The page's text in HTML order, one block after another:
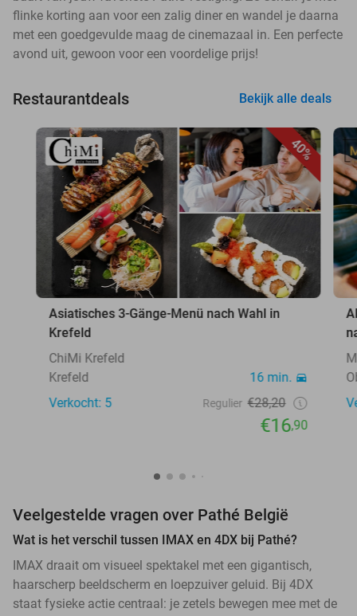
flinke korting aan voor een zalig diner en wandel je daarna
met een goedgevulde maag de cinemazaal in. Een perfecte
avond uit, gewoon voor een voordelige prijs!
Restaurantdeals Bekijk alle deals
40%
Asiatisches 3-Gänge-Menü nach Wahl in
Krefeld
ChiMi Krefeld
Krefeld
16 min.
Verkocht: 5
Regulier €28,20
€16,90
Veelgestelde vragen over Pathé België
Wat is het verschil tussen IMAX en 4DX bij Pathé?
IMAX draait om visueel spektakel met een gigantisch,
haarscherp beeldscherm en loepzuiver geluid. Bij 4DX
staat fysieke actie centraal: je zetels bewegen mee met de